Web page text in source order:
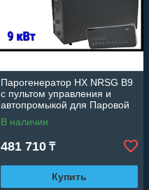
Парогенератор HX NRSG B9
c пультом управления и
автопромыкой для Паровой
комнаты (Мощность 9 кВт,
объем 5-11 м3)
В наличии
481 710 ₸
Купить